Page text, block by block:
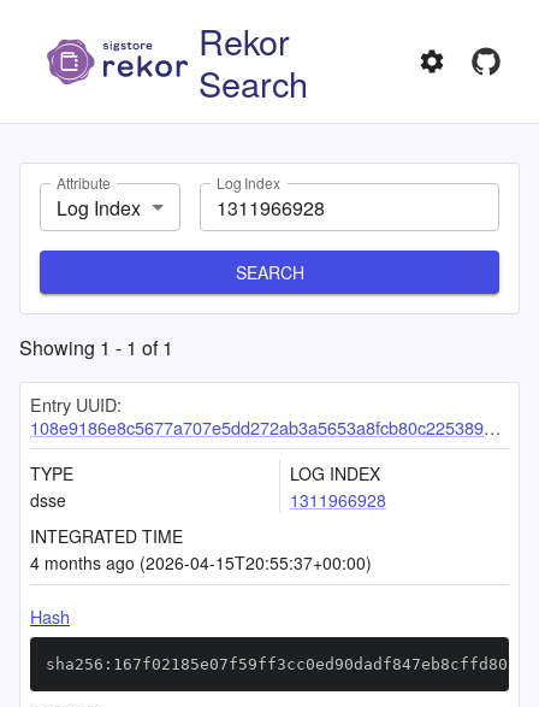
Rekor
Search
Attribute
Log Index
Log Index
SEARCH
Showing 1 - 1 of1
Entry UUID:
108e9186e8c5677a707e5dd272ab3a5653a8fcb80c225389ebfa603e2493238af024020efef01d43
TYPE
dsse
LOG INDEX
1311966928
INTEGRATED TIME
4 months ago (2026-04-15T20:55:37+00:00)
Hash